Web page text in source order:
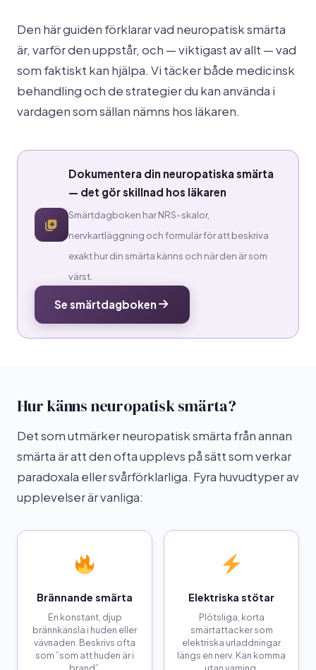
Den här guiden förklarar vad neuropatisk smärta
är, varför den uppstår, och — viktigast av allt — vad
som faktiskt kan hjälpa. Vi täcker både medicinsk
behandling och de strategier du kan använda i
vardagen som sällan nämns hos läkaren.
Dokumentera din neuropatiska smärta
— det gör skillnad hos läkaren
Smärtdagboken har NRS-skalor,
nervkartläggning och formulär för att beskriva
exakt hur din smärta känns och när den är som
värst.
Se smärtdagboken
Hur känns neuropatisk smärta?
Det som utmärker neuropatisk smärta från annan
smärta är att den ofta upplevs på sätt som verkar
paradoxala eller svårförklarliga. Fyra huvudtyper av
upplevelser är vanliga:
Brännande smärta
En konstant, djup
brännkänsla i huden eller
vävnaden. Beskrivs ofta
som ”som att huden är i
brand”.
Elektriska stötar
Plötsliga, korta
smärtattacker som
elektriska urladdningar
längs en nerv. Kan komma
utan varning.